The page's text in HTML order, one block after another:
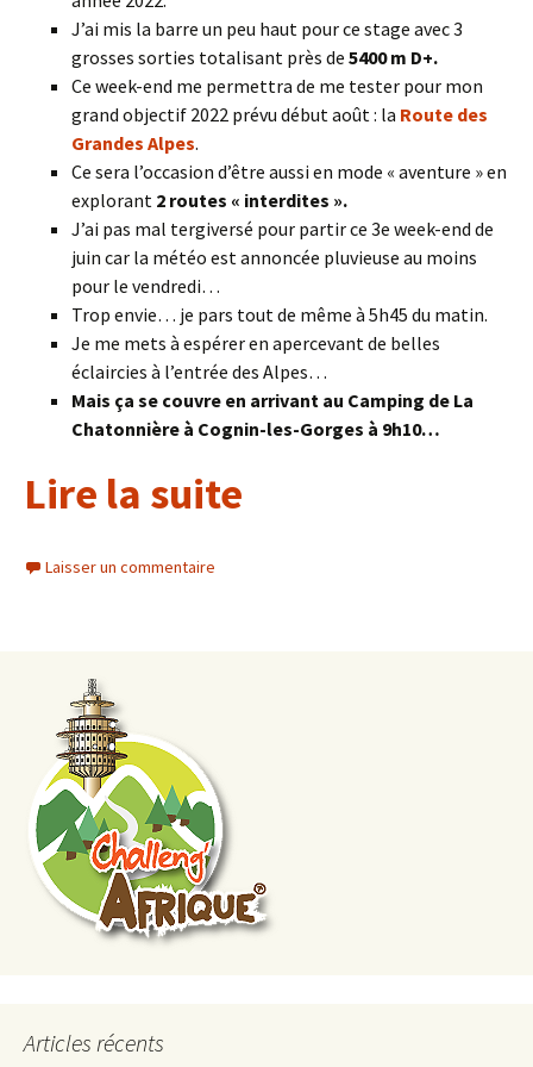
J’ai mis la barre un peu haut pour ce stage avec 3
grosses sorties totalisant près de 5400 m D+.
Ce week-end me permettra de me tester pour mon
grand objectif 2022 prévu début août : la Route des
Grandes Alpes.
Ce sera l’occasion d’être aussi en mode « aventure » en
explorant 2 routes « interdites ».
J’ai pas mal tergiversé pour partir ce 3e week-end de
juin car la météo est annoncée pluvieuse au moins
pour le vendredi…
Trop envie… je pars tout de même à 5h45 du matin.
Je me mets à espérer en apercevant de belles
éclaircies à l’entrée des Alpes…
Mais ça se couvre en arrivant au Camping de La
Chatonnière à Cognin-les-Gorges à 9h10…
Lire la suite
Laisser un commentaire
Articles récents